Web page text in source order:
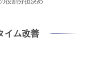
ム改善